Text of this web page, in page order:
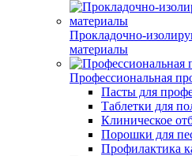
Прокладочно-
материалы
Профессиональная
Пасты для
Таблетки для
Клиническое
Порошки для
Профилактика